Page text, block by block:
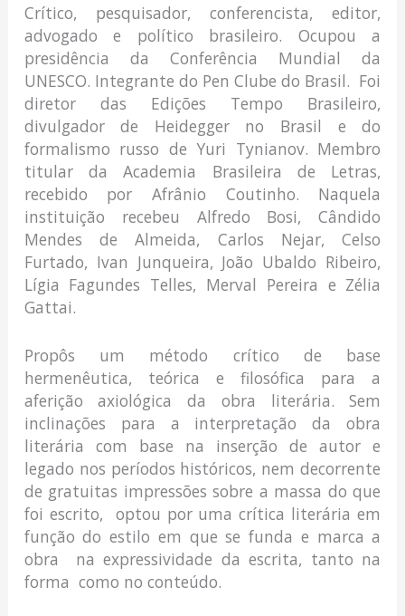
Crítico, pesquisador, conferencista, editor,
advogado e político brasileiro. Ocupou a
presidência da Conferência Mundial da
UNESCO. Integrante do Pen Clube do Brasil. Foi
diretor das Edições Tempo Brasileiro,
divulgador de Heidegger no Brasil e do
formalismo russo de Yuri Tynianov. Membro
titular da Academia Brasileira de Letras,
recebido por Afrânio Coutinho. Naquela
instituição recebeu Alfredo Bosi, Cândido
Mendes de Almeida, Carlos Nejar, Celso
Furtado, Ivan Junqueira, João Ubaldo Ribeiro,
Lígia Fagundes Telles, Merval Pereira e Zélia
Gattai.
Propôs um método crítico de base
hermenêutica, teórica e filosófica para a
aferição axiológica da obra literária. Sem
inclinações para a interpretação da obra
literária com base na inserção de autor e
legado nos períodos históricos, nem decorrente
de gratuitas impressões sobre a massa do que
foi escrito, optou por uma crítica literária em
função do estilo em que se funda e marca a
obra na expressividade da escrita, tanto na
forma como no conteúdo.